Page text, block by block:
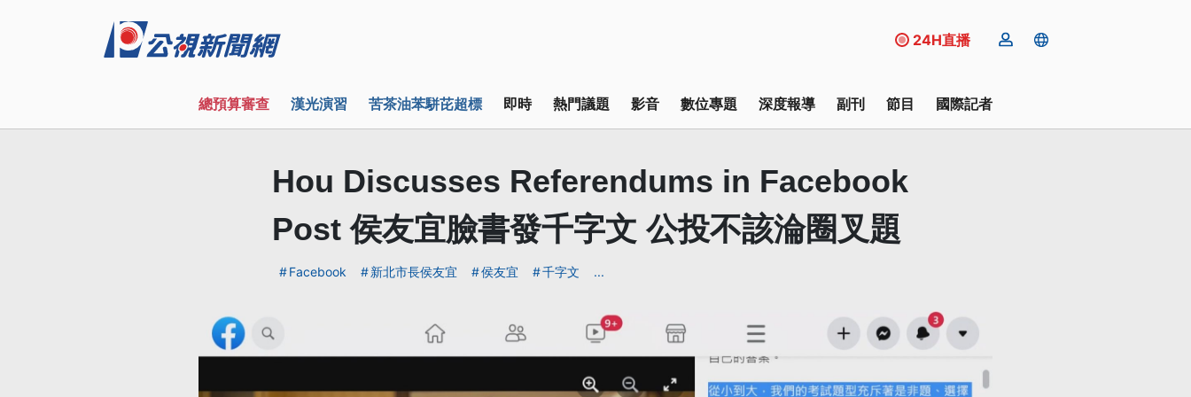
24H直播
總預算審查 漢光演習 苦茶油苯駢芘超標 即時 熱門議題 影音 數位專題 深度報導 副刊 節目 國際記者
Hou Discusses Referendums in Facebook
Post 侯友宜臉書發千字文 公投不該淪圈叉題
Facebook 新北市長侯友宜 侯友宜 千字文 ...